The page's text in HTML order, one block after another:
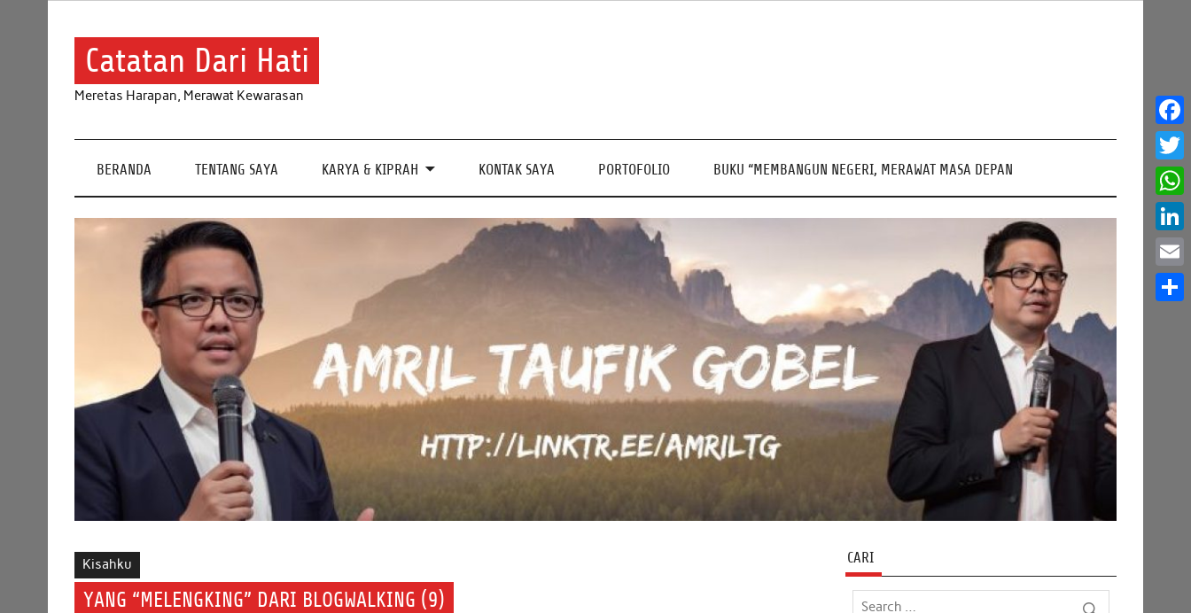
Catatan Dari Hati
Meretas Harapan, Merawat Kewarasan
BERANDA TENTANG SAYA KARYA & KIPRAH KONTAK SAYA PORTOFOLIO BUKU “MEMBANGUN NEGERI, MERAWAT MASA DEPAN
Kisahku
YANG “MELENGKING” DARI BLOGWALKING (9)
CARI
Email